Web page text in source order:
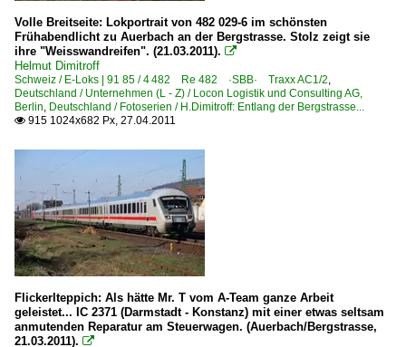
KLV Sattelauflieger-Züge
Kohle-, Erz- und Kokszüge
Personenwagen
Regional- und Fernzüge
DPE Charter- und Touristikzüge
Regionalzüge (Bundesländer)
Hessen
Sonstiges
Volle Breitseite: Lokportrait von 482 029-6 im schönsten
Frühabendlicht zu Auerbach an der Bergstrasse. Stolz zeigt sie
ihre "Weisswandreifen". (21.03.2011). 
Helmut Dimitroff
Schweiz / E-Loks | 91 85 / 4 482 Re 482 ·SBB· Traxx AC1/2,
Deutschland / Unternehmen (L - Z) / Locon Logistik und Consulting AG,
Berlin, Deutschland / Fotoserien / H.Dimitroff: Entlang der Bergstrasse...
 915 1024x682 Px, 27.04.2011
Flickerlteppich: Als hätte Mr. T vom A-Team ganze Arbeit
geleistet... IC 2371 (Darmstadt - Konstanz) mit einer etwas seltsam
anmutenden Reparatur am Steuerwagen. (Auerbach/Bergstrasse,
21.03.2011). 